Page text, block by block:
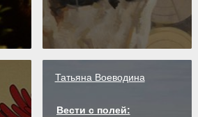
Татьяна Воеводина
Вести с полей: